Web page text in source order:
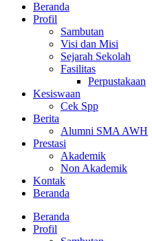
Beranda
Profil
Sambutan
Visi dan Misi
Sejarah Sekolah
Fasilitas
Perpustakaan
Kesiswaan
Cek Spp
Berita
Alumni SMA AWH
Prestasi
Akademik
Non Akademik
Kontak
Beranda
Beranda
Profil